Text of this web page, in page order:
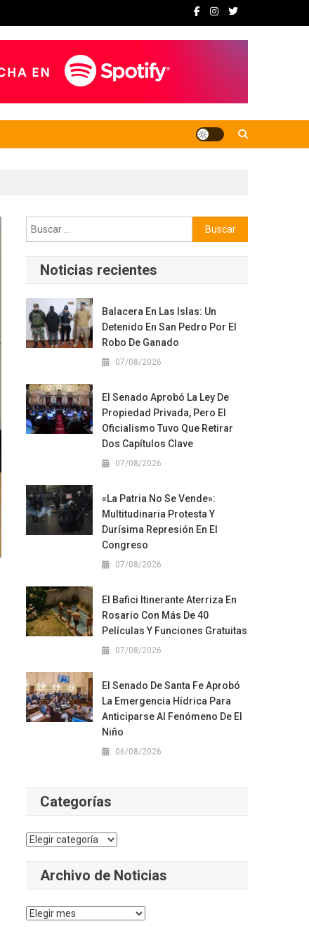
Buscar:
Noticias recientes
Balacera En Las Islas: Un
Detenido En San Pedro Por El
Robo De Ganado
07/08/2026
El Senado Aprobó La Ley De
Propiedad Privada, Pero El
Oficialismo Tuvo Que Retirar
Dos Capítulos Clave
07/08/2026
«La Patria No Se Vende»:
Multitudinaria Protesta Y
Durísima Represión En El
Congreso
07/08/2026
El Bafici Itinerante Aterriza En
Rosario Con Más De 40
Películas Y Funciones Gratuitas
07/08/2026
El Senado De Santa Fe Aprobó
La Emergencia Hídrica Para
Anticiparse Al Fenómeno De El
Niño
06/08/2026
Categorías
Categorías
Archivo de Noticias
Archivo